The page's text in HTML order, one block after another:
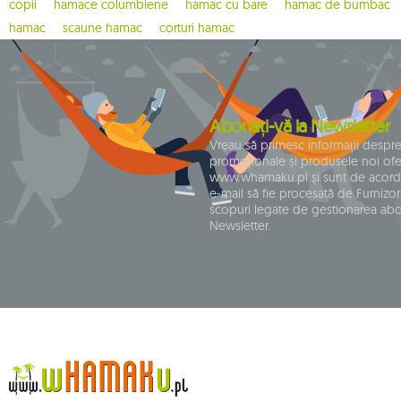
copii
hamace columbiene hamac cu bare hamac de bumbac
hamac
scaune hamac corturi hamac
Abonați-vă la Newsletter
Vreau să primesc informații
promoționale și produsele noi
www.whamaku.pl și sunt de
e-mail să fie procesată de
scopuri legate de gestionarea
Newsletter.